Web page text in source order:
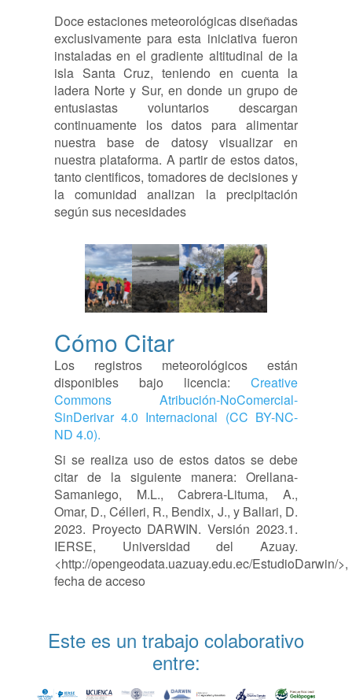
Doce estaciones meteorológicas diseñadas
exclusivamente para esta iniciativa fueron
instaladas en el gradiente altitudinal de la
isla Santa Cruz, teniendo en cuenta la
ladera Norte y Sur, en donde un grupo de
entusiastas voluntarios descargan
continuamente los datos para alimentar
nuestra base de datosy visualizar en
nuestra plataforma. A partir de estos datos,
tanto cientificos, tomadores de decisiones y
la comunidad analizan la precipitación
según sus necesidades
Cómo Citar
Los registros meteorológicos están
disponibles bajo licencia:Creative
Commons Atribución-NoComercial-
SinDerivar 4.0 Internacional (CC BY-NC-
ND 4.0).
Si se realiza uso de estos datos se debe
citar de la siguiente manera: Orellana-
Samaniego, M.L., Cabrera-Lituma, A.,
Omar, D., Célleri, R., Bendix, J., y Ballari, D.
2023. Proyecto DARWIN. Versión 2023.1.
IERSE, Universidad del Azuay.
<http://opengeodata.uazuay.edu.ec/EstudioDarwin/>,
fecha de acceso
Este es un trabajo colaborativo
entre: